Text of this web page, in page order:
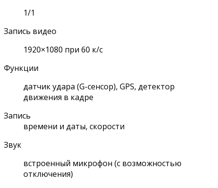
1/1
Запись видео
1920×1080 при 60 к/с
Функции
датчик удара (G-сенсор), GPS, детектор
движения в кадре
Запись
времени и даты, скорости
Звук
встроенный микрофон (с возможностью
отключения)